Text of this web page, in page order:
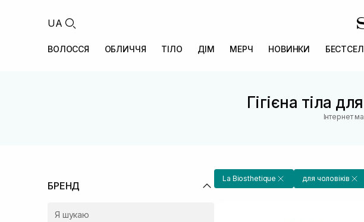
UA
ВОЛОССЯ ОБЛИЧЧЯ ТІЛО ДІМ МЕРЧ НОВИНКИ
Гігієна тіла
Інтернет
БРЕНД
La Biosthetique для чоловіків